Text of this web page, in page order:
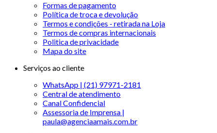
Formas de pagamento
Política de troca e devolução
Termos e condições - retirada na Loja
Termos de compras internacionais
Politica de privacidade
Mapa do site
Serviços ao cliente
WhatsApp | (21) 97971-2181
Central de atendimento
Canal Confidencial
Assessoria de Imprensa |
paula@agenciaamais.com.br